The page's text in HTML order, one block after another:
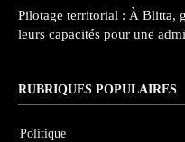
Pilotage territorial : À Blitta,
leurs capacités pour une
RUBRIQUES POPULAIRES
Politique